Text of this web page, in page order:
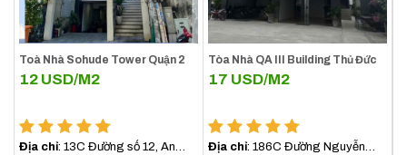
Toà Nhà Sohude Tower Quận 2
12 USD/M2
Địa chỉ: 13C Đường số 12, An
Tòa Nhà QA III Building Thủ Đức
17 USD/M2
Địa chỉ: 186C Đường Nguyễn